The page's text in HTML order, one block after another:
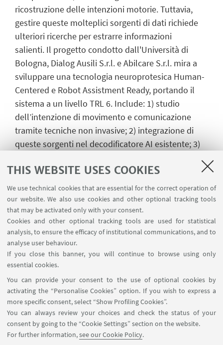
THIS WEBSITE USES COOKIES
We use technical cookies that are essential for the correct operation of
our website. We also use cookies and other optional tracking tools
that may be activated only with your consent.
Cookies and other optional tracking tools are used for statistical
analysis, to ensure the efficacy of institutional communications, and to
analyse user behaviour.
If you close this banner, you will continue to browse using only
essential cookies.
You can provide your consent to the use of optional cookies by
activating the “Personalise Cookies” option. If you wish to express a
more specific consent, select “Show Profiling Cookies”.
You can always review your choices and check the status of your
consent by going to the “Cookie Settings” section on the website.
For further information,see our Cookie Policy.
ricostruzione delle intenzioni motorie. Tuttavia,
gestire queste molteplici sorgenti di dati richiede
ulteriori ricerche per estrarre informazioni
salienti. Il progetto condotto dall'Università di
Bologna, Dialog Ausili S.r.l. e Abilcare S.r.l. mira a
sviluppare una tecnologia neuroprotesica Human-
Centered e Robot Assistment Ready, portando il
sistema a un livello TRL 6. Include: 1) studio
dell’intenzione di movimento e comunicazione
tramite tecniche non invasive; 2) integrazione di
queste sorgenti nel decodificatore AI esistente; 3)
reali. Il prototipo includerà una prima fase
integrata su piattaforma tablet Dialog Ausili,
una seconda fase espanderà il controllo su
piattaforma robotica. Con queste nuove tecnologie
BCI si ripristina un canale di comunicazione tra
cervello e protesi, recuperando indipedenza e
autonomia per pazienti con disabilità motorie,
superando le attuali tecnologie e preparando una
piattaforma per l’integrazione dei segnali cerebrali
con molteplici soluzioni assistive già in commercio.
Coordinatore scientifico: Prof. Patrizia Fattori